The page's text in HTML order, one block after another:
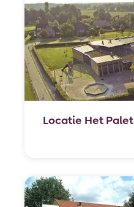
Locatie Het Palet